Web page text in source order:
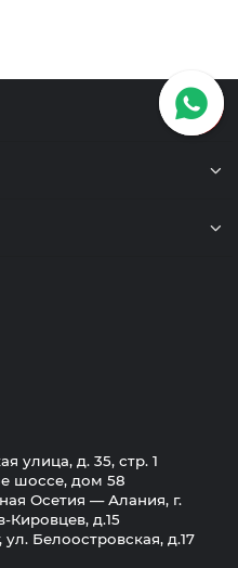
улица, д. 35, стр. 1
шоссе, дом 58
Осетия — Алания, г.
Кировцев, д.15
Белоостровская, д.17